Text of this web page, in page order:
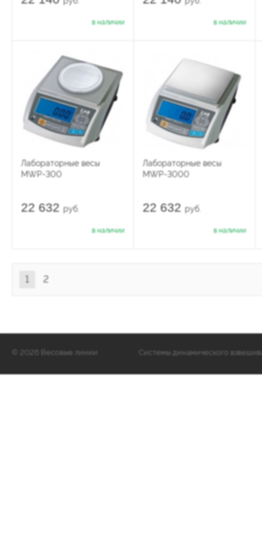
в наличии в наличии
Лабораторные весы
MWP-300
22 632 руб.
в наличии
Лабораторные весы
MWP-3000
22 632 руб.
в наличии
1 2
2026 Весовые линии Cистемы динамического